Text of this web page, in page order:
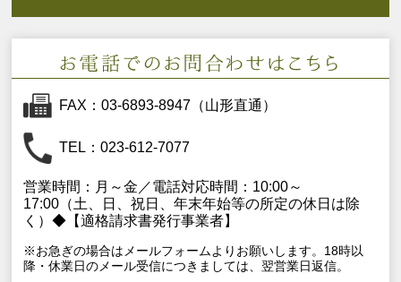
FAX：03-6893-8947（山形直通）
TEL：023-612-7077
営業時間：月～金／電話対応時間：10:00～
17:00（土、日、祝日、年末年始等の所定の休日は除
く）◆【適格請求書発行事業者】
※お急ぎの場合はメールフォームよりお願いします。18時以
降・休業日のメール受信につきましては、翌営業日返信。